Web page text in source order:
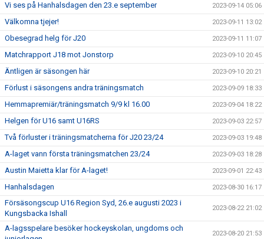
Vi ses på Hanhalsdagen den 23.e september 2023-09-14 05:06
Välkomna tjejer! 2023-09-11 13:02
Obesegrad helg för J20 2023-09-11 11:07
Matchrapport J18 mot Jonstorp 2023-09-10 20:45
Äntligen är säsongen här 2023-09-10 20:21
Förlust i säsongens andra träningsmatch 2023-09-09 18:33
Hemmapremiär/träningsmatch 9/9 kl 16.00 2023-09-04 18:22
Helgen för U16 samt U16RS 2023-09-03 22:57
Två förluster i träningsmatcherna för J20 23/24 2023-09-03 19:48
A-laget vann första träningsmatchen 23/24 2023-09-03 18:28
Austin Maietta klar för A-laget! 2023-09-01 22:43
Hanhalsdagen 2023-08-30 16:17
Försäsongscup U16 Region Syd, 26.e augusti 2023 i
Kungsbacka Ishall
2023-08-22 21:02
A-lagsspelare besöker hockeyskolan, ungdoms och
2023-08-20 21:53